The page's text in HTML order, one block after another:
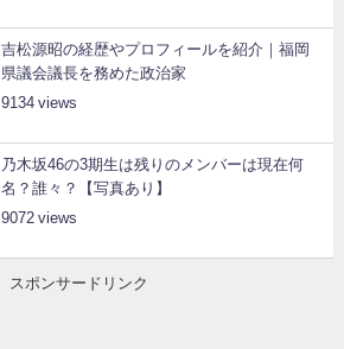
吉松源昭の経歴やプロフィールを紹介｜福岡
県議会議長を務めた政治家
9134
乃木坂46の3期生は残りのメンバーは現在何
名？誰々？【写真あり】
9072
スポンサードリンク